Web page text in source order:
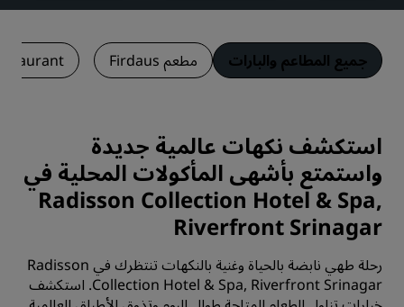
جميع المطاعم والبارات مطعم Firdaus
استكشف نكهات عالمية جديدة
واستمتع بأشهى المأكولات المحلية في
Radisson Collection Hotel & Spa,
Riverfront Srinagar
رحلة طهي نابضة بالحياة وغنية بالنكهات تنتظرك في Radisson
Collection Hotel & Spa, Riverfront Srinagar. استكشف